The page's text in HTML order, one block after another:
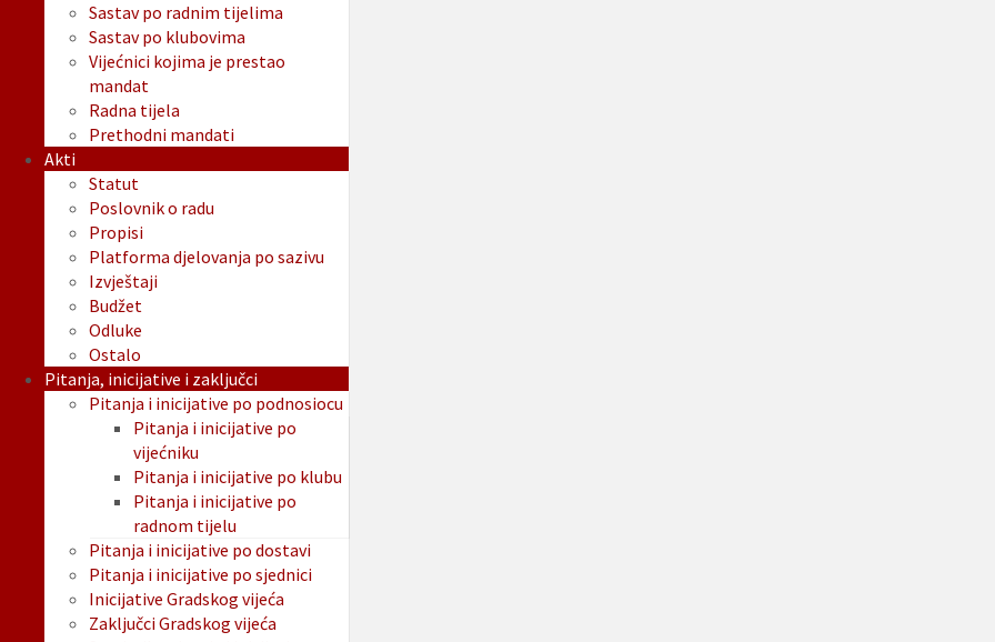
Sastav po radnim tijelima
Sastav po klubovima
Vijećnici kojima je prestao
mandat
Radna tijela
Prethodni mandati
Akti
Statut
Poslovnik o radu
Propisi
Platforma djelovanja po sazivu
Izvještaji
Budžet
Odluke
Ostalo
Pitanja, inicijative i zaključci
Pitanja i inicijative po podnosiocu
Pitanja i inicijative po
vijećniku
Pitanja i inicijative po klubu
Pitanja i inicijative po
radnom tijelu
Pitanja i inicijative po dostavi
Pitanja i inicijative po sjednici
Inicijative Gradskog vijeća
Zaključci Gradskog vijeća